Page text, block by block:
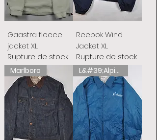
Gaastra fleece
jacket XL
Rupture de stock
Reebok Wind
Jacket XL
Rupture de stock
Marlboro L&#39;Alpina australienne